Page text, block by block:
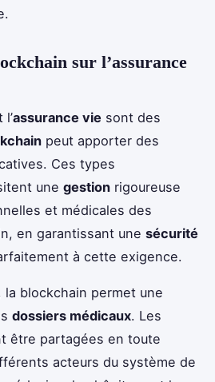
sur l’assurance
l’assurance vie sont des
peut apporter des
Ces types
une gestion rigoureuse
et médicales des
en garantissant une sécurité
à cette exigence.
la blockchain permet une
dossiers médicaux. Les
être partagées en toute
acteurs du système de